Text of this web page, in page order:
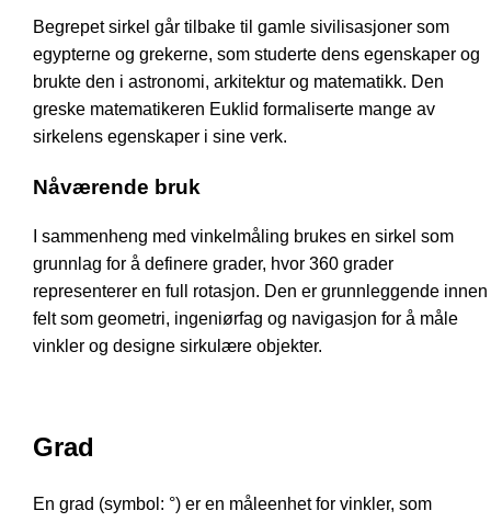
Begrepet sirkel går tilbake til gamle sivilisasjoner som
egypterne og grekerne, som studerte dens egenskaper og
brukte den i astronomi, arkitektur og matematikk. Den
greske matematikeren Euklid formaliserte mange av
sirkelens egenskaper i sine verk.
Nåværende bruk
I sammenheng med vinkelmåling brukes en sirkel som
grunnlag for å definere grader, hvor 360 grader
representerer en full rotasjon. Den er grunnleggende innen
felt som geometri, ingeniørfag og navigasjon for å måle
vinkler og designe sirkulære objekter.
Grad
En grad (symbol: °) er en måleenhet for vinkler, som